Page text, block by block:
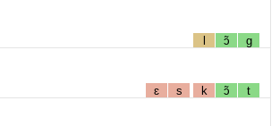
l ɔ̃ g
ɛ s k ɔ̃ t